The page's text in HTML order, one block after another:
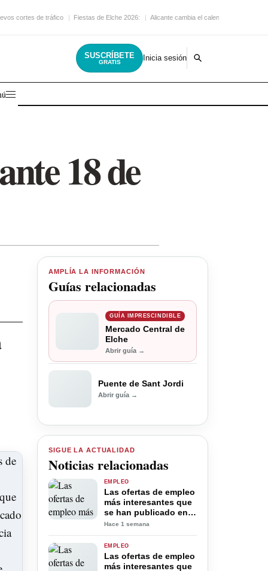
cortes de tráfico Fiestas de Elche 2026: Alicante cambia el calendario
SUSCRÍBETE
GRATIS Inicia sesión
18 de
AMPLÍA LA INFORMACIÓN
Guías relacionadas
GUÍA IMPRESCINDIBLE
Mercado Central de
Elche
Abrir guía →
Puente de Sant Jordi
Abrir guía →
SIGUE LA ACTUALIDAD
Noticias relacionadas
EMPLEO
Las ofertas de empleo
más interesantes que
se han publicado en
la provincia de
Julio 2026
Hace 1 semana
EMPLEO
Las ofertas de empleo
más interesantes que